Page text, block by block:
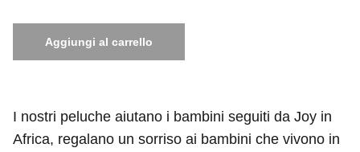
Aggiungi al carrello
I nostri peluche aiutano i bambini seguiti da Joy in
Africa, regalano un sorriso ai bambini che vivono in